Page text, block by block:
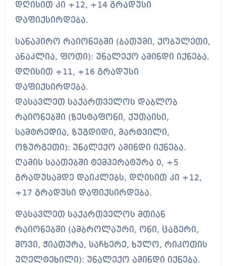
დღისით კი +12, +14 გრადუსი
დაფიქსირდება.
სანაპირო რაიონებში (ბათუმი, ქობულეთი,
ანაკლია, ფოთი): უნალექო ამინდი იქნება.
დღისით +11, +16 გრადუსი
დაფიქსირდება.
დასავლეთ საქართველოს დაბლობ
რაიონებში (ზესტაფონი, ქუთაისი,
სამტრედია, ზუგდიდი, მარტვილი,
ოზურგეთი): უნალექო ამინდი იქნება.
ღამის საათებში ტემპერატურა 0, +5
გრადუსამდე დაიკლებს, დღისით კი +12,
+17 გრადუსი დაფიქსირდება.
დასავლეთ საქართველოს მთიან
რაიონებში (ამბროლაური, ონი, ცაგერი,
შოვი, ჭიათურა, საჩხერე, ხულო, რიკოთის
უღელტეხილი): უნალექო ამინდი იქნება.